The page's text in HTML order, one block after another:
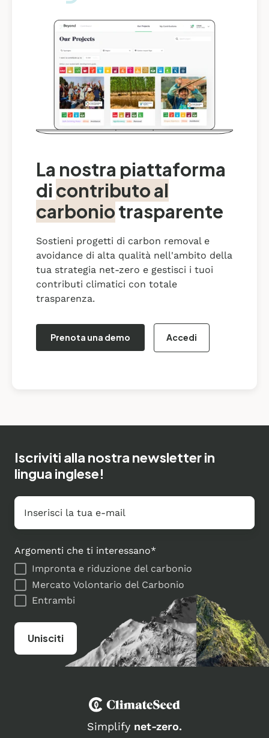
La nostra piattaforma
di contributo al
carboniotrasparente
Sostieni progetti di carbon removal e
avoidance di alta qualità nell'ambito della
tua strategia net-zero e gestisci i tuoi
contributi climatici con totale
trasparenza.
Prenota una demo Accedi
Iscriviti alla nostra newsletter in
lingua inglese!
E-
mail*
Argomenti che ti interessano*
Impronta e riduzione del carbonio
Mercato Volontario del Carbonio
Entrambi
Simplify net-zero.